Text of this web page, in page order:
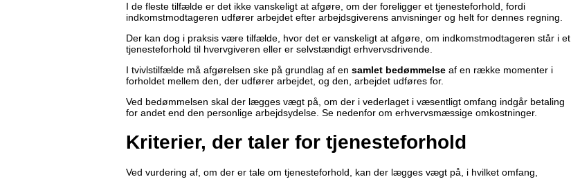
I de fleste tilfælde er det ikke vanskeligt at afgøre, om der foreligger et tjenesteforhold, fordi
indkomstmodtageren udfører arbejdet efter arbejdsgiverens anvisninger og helt for dennes regning.
Der kan dog i praksis være tilfælde, hvor det er vanskeligt at afgøre, om indkomstmodtageren står i et
tjenesteforhold til hvervgiveren eller er selvstændigt erhvervsdrivende.
I tvivlstilfælde må afgørelsen ske på grundlag af en samlet bedømmelse af en række momenter i
forholdet mellem den, der udfører arbejdet, og den, arbejdet udføres for.
Ved bedømmelsen skal der lægges vægt på, om der i vederlaget i væsentligt omfang indgår betaling
for andet end den personlige arbejdsydelse. Se nedenfor om erhvervsmæssige omkostninger.
Kriterier, der taler for tjenesteforhold
Ved vurdering af, om der er tale om tjenesteforhold, kan der lægges vægt på, i hvilket omfang,